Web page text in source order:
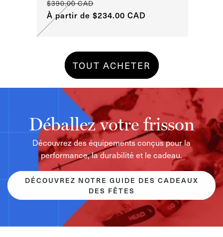
Prix
habituel
$390.00 CAD
Prix
promotionnel
À partir de $234.00 CAD
TOUT ACHETER
Déballez votre frisson
Découvrez des équipements conçus pour la
performance, la durabilité et le cadeau.
DÉCOUVREZ NOTRE GUIDE DES CADEAUX
DES FÊTES